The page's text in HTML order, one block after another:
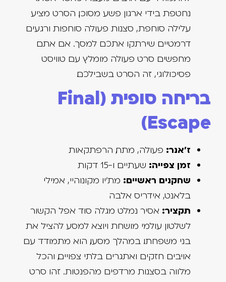
נחטפת בידי ארגון פשע מסוכן. הסרט מציע
עלילה סוחפת, סצנות פעולה סוחפות ורגעים
דרמטיים שירתקו אתכם למסך. אם אתם
מחפשים סרט פעולה מומלץ עם טוויסט
פסיכולוגי, זה הסרט בשבילכם.
בריחה סופית (Final
Escape)
ז'אנר:פעולה, מתח, הרפתקאות
זמן צפייה:שעתיים ו-15 דקות
שחקנים ראשיים:מת'יו מקונוהיי, אמילי
בלאנט, אידריס אלבה
תקציר:אסיר נמלט מגלה סוד אפל הקשור
לשלטון עולמי מושחת ויוצא למסע להציל את
בני משפחתו. במהלך מסעו, הוא מתמודד עם
אויבים חזקים ואתגרים בלתי צפויים, והכל
מלווה בסצנות מרדפים מהפנטות. זהו סרט